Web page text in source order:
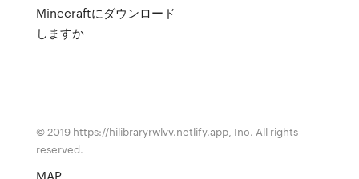
Minecraftにダウンロード
しますか
© 2019 https://hilibraryrwlvv.netlify.app, Inc. All rights
reserved.
MAP